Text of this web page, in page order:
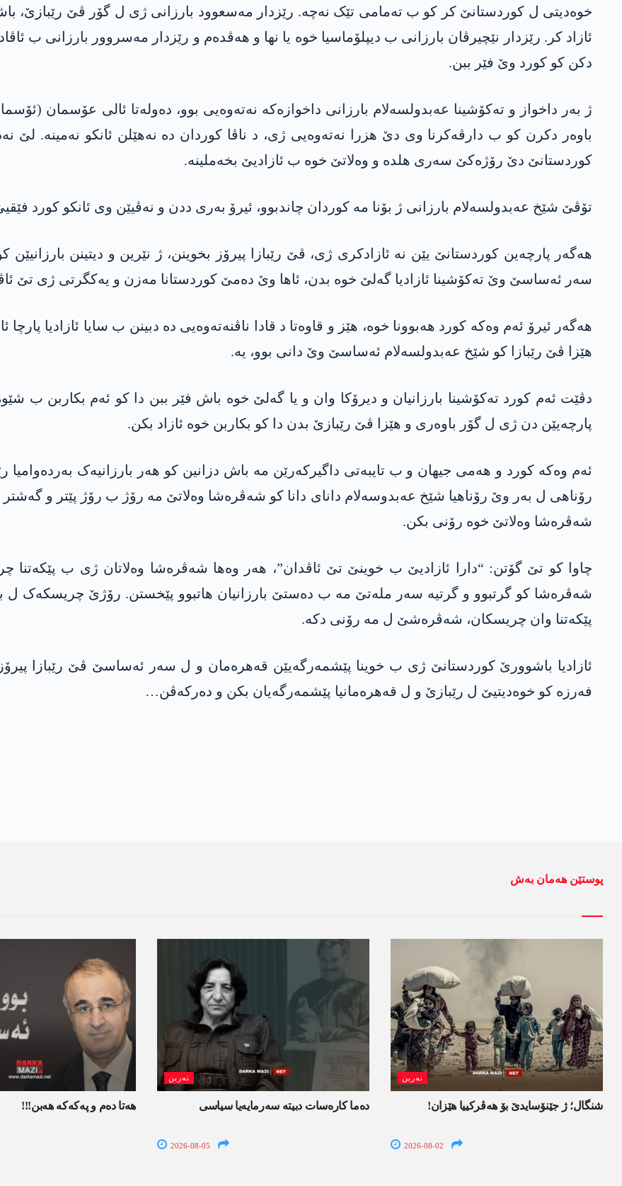
خوەدیتی ل کوردستانێ کر کو ب تەمامی تێک نەچە. رێزدار مەسعوود بارزانی ژی ل گۆر ڤێ رێبازێ،
ئازاد کر. رێزدار نێچیرڤان بارزانی ب دیپلۆماسیا خوە یا نھا و ھەڤدەم و رێزدار مەسروور بارزانی ب
دکن کو کورد وێ فێر ببن.
باوەر دکرن کو ب دارڤەکرنا وی دێ ھزرا نەتەوەیی ژی، د ناڤا کوردان دە نەھێلن ئانکو نەمینە. لێ
کوردستانێ دێ رۆژەکێ سەری ھلدە و وەلاتێ خوە ب ئازادیێ بخەملینە.
تۆڤێ شێخ عەبدولسەلام بارزانی ژ بۆنا مە کوردان چاندبوو، ئیرۆ بەری ددن و نەڤیێن وی ئانکو کورد
ھەگەر پارچەین کوردستانێ یێن نە ئازادکری ژی، ڤێ رێبازا پیرۆز بخوینن، ژ نێرین و دیتینن
سەر ئەساسێ وێ تەکۆشینا ئازادیا گەلێ خوە بدن، ئاھا وێ دەمێ کوردستانا مەزن و یەکگرتی ژی تێ
ھەگەر ئیرۆ ئەم وەکە کورد ھەبوونا خوە، ھێز و قاوەتا د قادا ناڤنەتەوەیی دە دبینن ب سایا ئازادیا
ھێزا ڤێ رێبازا کو شێخ عەبدولسەلام ئەساسێ وێ دانی بوو، یە.
دڤێت ئەم کورد تەکۆشینا بارزانیان و دیرۆکا وان و یا گەلێ خوە باش فێر ببن دا کو ئەم بکاربن ب
پارچەیێن دن ژی ل گۆر باوەری و ھێزا ڤێ رێبازێ بدن دا کو بکاربن خوە ئازاد بکن.
ئەم وەکە کورد و ھەمی جیھان و ب تایبەتی داگیرکەرێن مە باش دزانین کو ھەر بارزانیەک
رۆناهی ل بەر وێ رۆناهیا شێخ عەبدوسەلام دانای دانا کو شەڤرەشا وەلاتێ مە رۆژ ب رۆژ پێتر و گەشتر
شەڤرەشا وەلاتێ خوە رۆنی بکن.
چاوا کو تێ گۆتن: “دارا ئازادیێ ب خوینێ تێ ئاڤدان”، ھەر وەھا شەڤرەشا وەلاتان ژی ب
شەڤرەشا کو گرتبوو و گرتیە سەر ملەتێ مە ب دەستێ بارزانیان ھاتبوو پێخستن. رۆژێ چریسکەک
پێکەتنا وان چریسکان، شەڤرەشێ ل مە رۆنی دکە.
ئازادیا باشوورێ کوردستانێ ژی ب خوینا پێشمەرگەیێن قەھرەمان و ل سەر ئەساسێ ڤێ رێبازا
فەرزە کو خوەدیتیێ ل رێبازێ و ل قەھرەمانیا پێشمەرگەیان بکن و دەرکەڤن…
پوستێن ھەمان بەش
ھەتا دەم و پەکەکە ھەبن!!!
نەرین
ده‌ما کاره‌سات دبیتە سه‌رمایه‌یا سیاسی
2026-08-05
نەرین
شنگال؛ ژ جێنۆسایدێ بۆ هەڤرکییا هێزان!
2026-08-02